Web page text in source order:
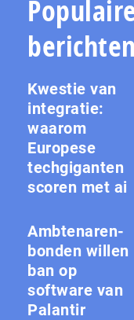
berichten
Kwestie van
integratie:
waarom
Europese
techgiganten
scoren met ai
Amb­te­na­ren­
bon­den willen
ban op
software van
Palantir